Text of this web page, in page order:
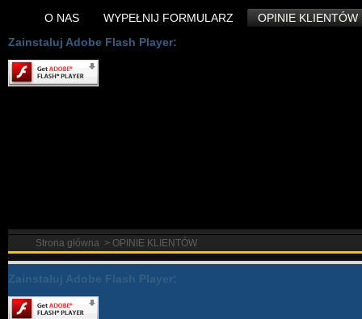
O NAS WYPEŁNIJ FORMULARZ
OPINIE KLIENTÓW
Zainstaluj Adobe Flash Player:
Strona główna > OPINIE KLIENTÓW
Zainstaluj Adobe Flash Player: